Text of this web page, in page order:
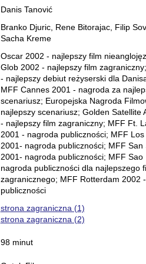
Danis Tanović
Branko Djuric, Rene Bitorajac, Filip
Sacha Kreme
Oscar 2002 - najlepszy film
Glob 2002 - najlepszy film
- najlepszy debiut reżyserski dla
MFF Cannes 2001 - nagroda za
scenariusz; Europejska Nagroda
najlepszy scenariusz; Golden Satellite
- najlepszy film zagraniczny; MFF Ft.
2001 - nagroda publiczności; MFF Los
2001- nagroda publiczności; MFF San
2001- nagroda publiczności; MFF Sao
nagroda publiczności dla najlepszego
zagranicznego; MFF Rotterdam 2002
publiczności
strona zagraniczna (1)
strona zagraniczna (2)
98 minut